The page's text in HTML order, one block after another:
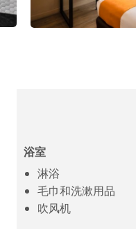
浴室
淋浴
毛巾和洗漱用品
吹风机